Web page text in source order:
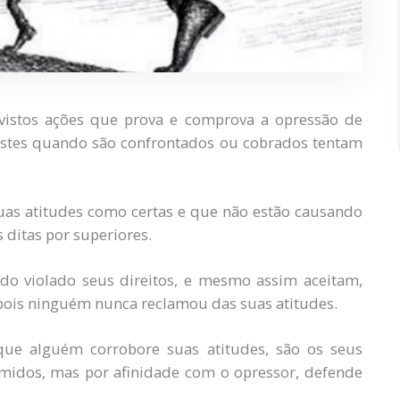
ações que prova e comprova a opressão de
quando são confrontados ou cobrados tentam
atitudes como certas e que não estão causando
ditas por superiores.
violado seus direitos, e mesmo assim aceitam,
ninguém nunca reclamou das suas atitudes.
alguém corrobore suas atitudes, são os seus
mas por afinidade com o opressor, defende